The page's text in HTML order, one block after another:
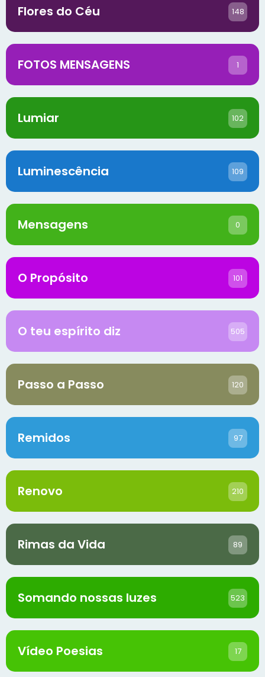
Flores do Céu 148
FOTOS MENSAGENS 1
Lumiar 102
Luminescência 109
Mensagens 0
O Propósito 101
O teu espírito diz 505
Passo a Passo 120
Remidos 97
Renovo 210
Rimas da Vida 89
Somando nossas luzes 523
Vídeo Poesias 17